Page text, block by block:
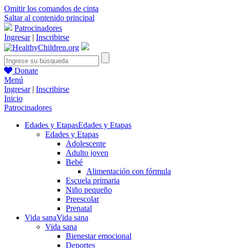
Omitir los comandos de cinta
Saltar al contenido principal
Patrocinadores
Ingresar| Inscribirse
Donate
Menú
Ingresar| Inscribirse
Inicio
Patrocinadores
Edades y EtapasEdades y Etapas
Edades y Etapas
Adolescente
Adulto joven
Bebé
Alimentación con fórmula
Escuela primaria
Niño pequeño
Preescolar
Prenatal
Vida sanaVida sana
Vida sana
Bienestar emocional
Deportes